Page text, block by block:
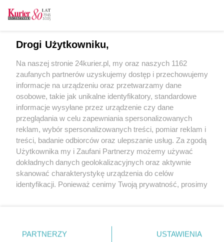
Zapamiętać?
Zaloguj
Zapomniałem hasła
Copyright © 2022 Kurier Szczeciński sp. z o.o.
Drogi Użytkowniku,
Na naszej stronie 24kurier.pl, my oraz naszych 1162
zaufanych partnerów uzyskujemy dostęp i przechowujemy
informacje na urządzeniu oraz przetwarzamy dane
osobowe, takie jak unikalne identyfikatory, standardowe
informacje wysyłane przez urządzenie czy dane
przeglądania w celu zapewniania spersonalizowanych
reklam, wybór spersonalizowanych treści, pomiar reklam i
treści, badanie odbiorców oraz ulepszanie usług. Za zgodą
Użytkownika my i Zaufani Partnerzy możemy używać
dokładnych danych geolokalizacyjnych oraz aktywnie
skanować charakterystykę urządzenia do celów
identyfikacji. Ponieważ cenimy Twoją prywatność, prosimy
prywatności znajdujący się w lewym dolnym rogu strony
. Niektóre rodzaje przetwarzania danych nie wymagają
PARTNERZY USTAWIENIA